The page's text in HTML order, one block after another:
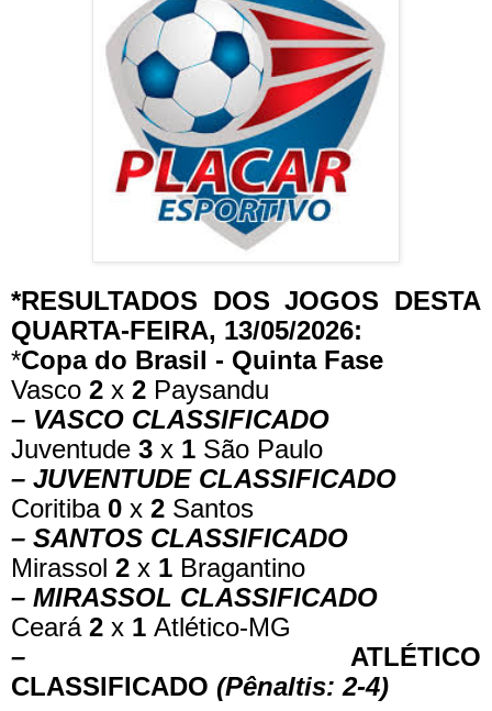
*RESULTADOS DOS JOGOS DESTA
QUARTA-FEIRA, 13/05/2026:
*Copa do Brasil - Quinta Fase
Vasco 2 x 2 Paysandu
– VASCO CLASSIFICADO
Juventude 3 x 1 São Paulo
– JUVENTUDE CLASSIFICADO
Coritiba 0 x 2 Santos
– SANTOS CLASSIFICADO
Mirassol 2 x 1 Bragantino
– MIRASSOL CLASSIFICADO
Ceará 2 x 1 Atlético-MG
– ATLÉTICO
CLASSIFICADO (Pênaltis: 2-4)